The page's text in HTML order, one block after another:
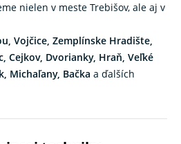
nielen v meste Trebišov, ale aj v
Vojčice, Zemplínske Hradište,
Cejkov, Dvorianky, Hraň, Veľké
Michaľany, Bačka a ďalších